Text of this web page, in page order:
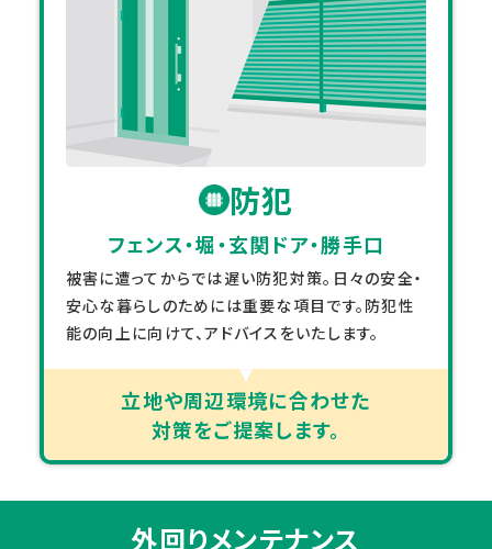
防犯
フェンス・堀・玄関ドア・勝手口
被害に遭ってからでは遅い防犯対策。日々の安全・
安心な暮らしのためには重要な項目です。防犯性
能の向上に向けて、アドバイスをいたします。
立地や周辺環境に合わせた
対策をご提案します。
外回りメンテナンス